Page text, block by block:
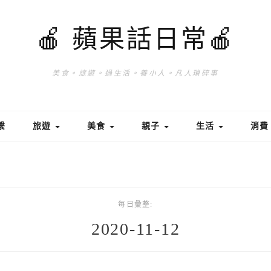
🍎 蘋果話日常🍎
美食。旅遊。過生活。養小人。凡人瑣碎事
旅遊 美食 親子 生活 消費
每日彙整:
2020-11-12